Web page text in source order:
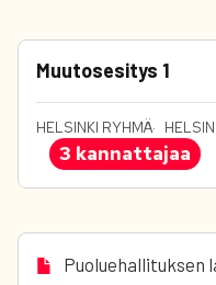
Muutosesitys 1
HELSINKI RYHMÄ
3 kannattajaa
Puoluehallituksen